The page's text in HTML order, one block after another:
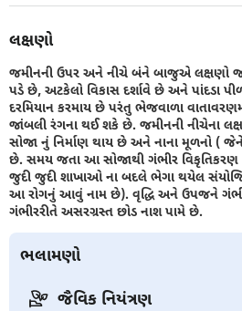
લક્ષણો
જમીનની ઉપર અને નીચે બંને બાજુએ લક્ષણો
પડે છે, અટકેલો વિકાસ દર્શાવે છે અને પાંદડા
દરમિયાન કરમાય છે પરંતુ ભેજવાળા
જાંબલી રંગના થઈ શકે છે. જમીનની નીચેના
સોજા નું નિર્માણ થાય છે અને નાના મૂળનો (
છે. સમય જતા આ સોજાથી ગંભીર વિકૃતિકરણ
જુદી જુદી શાખાઓ ના બદલે ભેગા થયેલ
આ રોગનું આવું નામ છે). વૃદ્ધિ અને ઉપજને
ગંભીરરીતે અસરગ્રસ્ત છોડ નાશ પામે છે.
ભલામણો
જૈવિક નિયંત્રણ